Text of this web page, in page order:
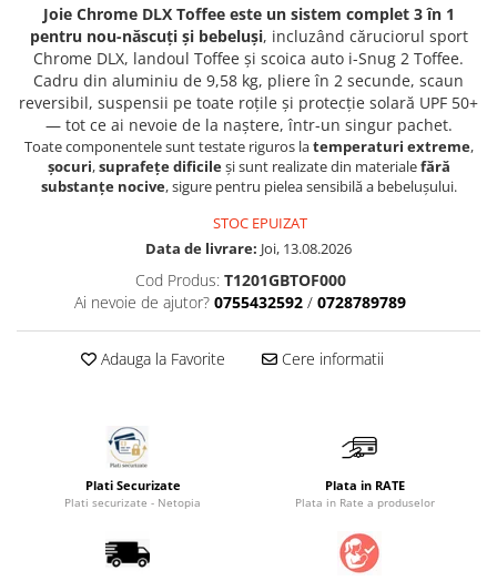
Leagane si balansoare
Accesorii Leagane
Balansoare bebelusi
Leagane electrice
Learning tower
Lenjerii de pat
Saltele masa de infasat
Monitorizare video
Perne pentru bebe
Saltele patut
Protectie saltea patut
Saltele 127x 63 cm
Saltele 160x80 cm
Olite si reductoare wc
Paturi si museline
Perne anti-colici
Saci de dormit
Scutece premium
Sisteme de infasare
Joie Chrome DLX Toffee este un sistem complet 3 în 1
pentru nou-născuți și bebeluși, incluzând căruciorul sport
Chrome DLX, landoul Toffee și scoica auto i-Snug 2 Toffee.
Cadru din aluminiu de 9,58 kg, pliere în 2 secunde, scaun
reversibil, suspensii pe toate roțile și protecție solară UPF 50+
— tot ce ai nevoie de la naștere, într-un singur pachet.
Toate componentele sunt testate riguros latemperaturi extreme,
șocuri,suprafețe dificileși sunt realizate din materialefără
substanțe nocive, sigure pentru pielea sensibilă a bebelușului.
STOC EPUIZAT
Data de livrare: Joi, 13.08.2026
Cod Produs: T1201GBTOF000
Ai nevoie de ajutor? 0755432592 / 0728789789
Adauga la Favorite Cere informatii
Plati Securizate
Plati securizate - Netopia
Plata in RATE
Plata in Rate a produselor